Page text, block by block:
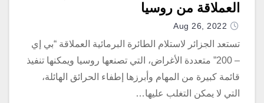
العملاقة من روسيا
Aug 26, 2022
تستعد الجزائر لاستلام الطائرة البرمائية العملاقة “بي إي
– 200” متعددة الأغراض، التي تصنعها روسيا ويمكنها تنفيذ
قائمة كبيرة من المهام وأبرزها إطفاء الحرائق الهائلة،
التي لا يمكن التغلب عليها…